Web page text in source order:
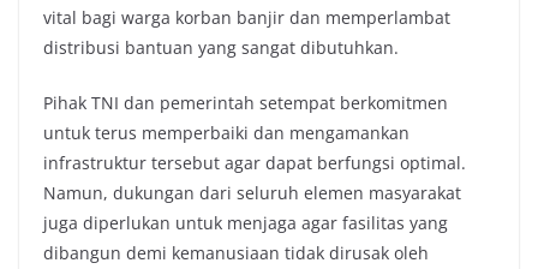
vital bagi warga korban banjir dan memperlambat
distribusi bantuan yang sangat dibutuhkan.
Pihak TNI dan pemerintah setempat berkomitmen
untuk terus memperbaiki dan mengamankan
infrastruktur tersebut agar dapat berfungsi optimal.
Namun, dukungan dari seluruh elemen masyarakat
juga diperlukan untuk menjaga agar fasilitas yang
dibangun demi kemanusiaan tidak dirusak oleh